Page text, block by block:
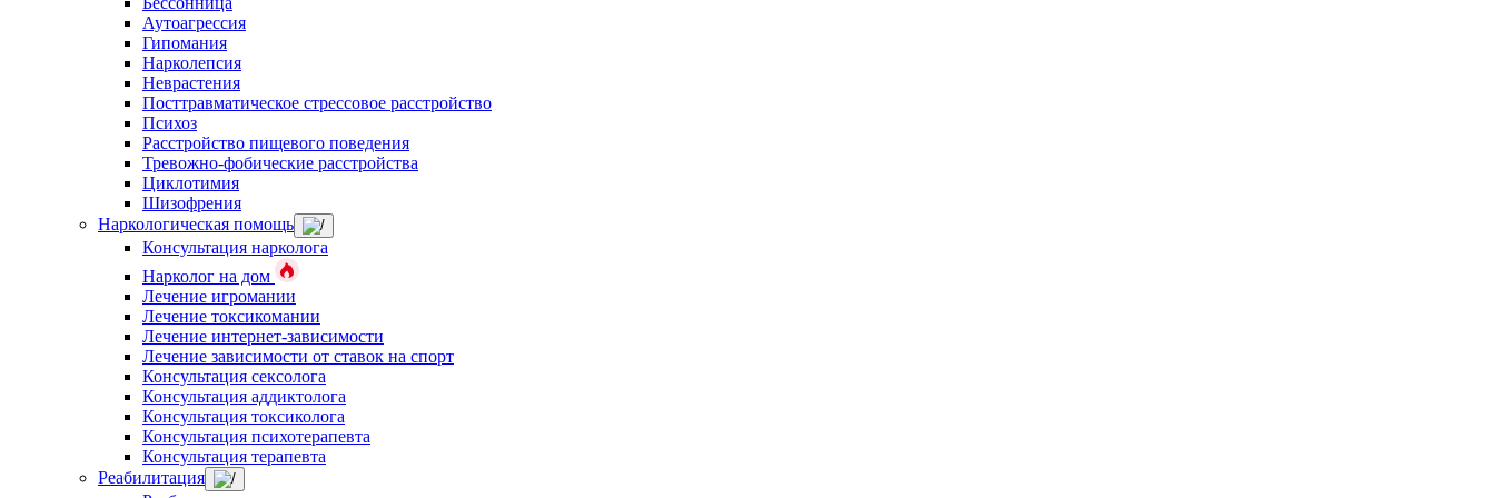
Аутоагрессия
Гипомания
Нарколепсия
Неврастения
Посттравматическое стрессовое расстройство
Психоз
Расстройство пищевого поведения
Тревожно-фобические расстройства
Циклотимия
Шизофрения
Наркологическая помощь
Консультация нарколога
Нарколог на дом
Лечение игромании
Лечение токсикомании
Лечение интернет-зависимости
Лечение зависимости от ставок на спорт
Консультация сексолога
Консультация аддиктолога
Консультация токсиколога
Консультация психотерапевта
Консультация терапевта
Реабилитация